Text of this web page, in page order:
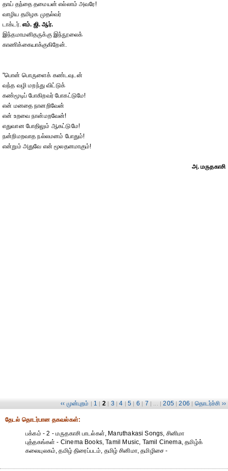
தாய் தந்தை தமையன் எல்லாம் அவரே!
வாழிய தமிழக முதல்வர்
டாக்டர்.எம். ஜி. ஆர்.
இந்தமாமனிதருக்கு இந்நூலைக்
காணிக்கையாக்குகிறேன்.
"பொன் பொருளைக் கண்டவுடன்
வந்த வழி மறந்து விட்டுக்
கண்மூடிப் போகிறவர் போகட்டுமே!
என் மனதை நானறிவேன்
என் உறவை நான்மறவேன்!
எதுவான போதிலும் ஆகட்டுமே!
நன்றிமறவாத நல்லமனம் போதும்!
என்றும் அதுவே என் மூலதனமாகும்!
அ. மருதகாசி
‹‹ முன்புறம் | 1 | 2 | 3 | 4 | 5 | 6 | 7 | ... | 205 | 206 | தொடர்ச்சி ››
தேட‌ல் தொட‌ர்பான தகவ‌ல்க‌ள்:
பக்கம் - 2 - மருதகாசி பாடல்கள், Maruthakasi Songs, சினிமா
புத்தகங்கள் - Cinema Books, Tamil Music, Tamil Cinema, தமிழ்க்
கலையுலகம், தமிழ் திரைப்படம், தமிழ் சினிமா, தமிழிசை -